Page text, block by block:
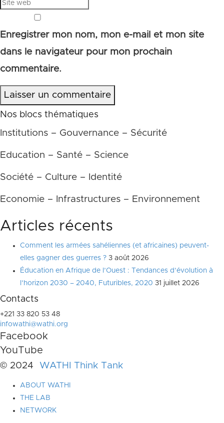
Enregistrer mon nom, mon e-mail et mon site
dans le navigateur pour mon prochain
commentaire.
Laisser un commentaire
Nos blocs thématiques
Institutions – Gouvernance – Sécurité
Education – Santé – Science
Société – Culture – Identité
Economie – Infrastructures – Environnement
Articles récents
Comment les armées sahéliennes (et africaines) peuvent-
elles gagner des guerres ? 3 août 2026
Éducation en Afrique de l’Ouest : Tendances d’évolution à
l’horizon 2030 – 2040, Futuribles, 2020 31 juillet 2026
Contacts
+221 33 820 53 48
infowathi@wathi.org
Facebook
YouTube
© 2024 WATHI Think Tank
ABOUT WATHI
THE LAB
NETWORK